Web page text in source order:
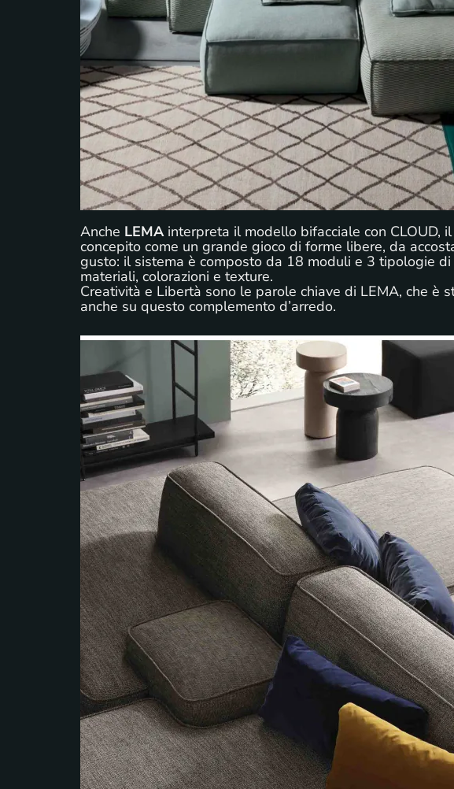
Anche LEMAinterpreta il modello bifacciale con CLOUD,
concepito come un grande gioco di forme libere, da
gusto: il sistema è composto da 18 moduli e 3 tipologie
materiali, colorazioni e texture.
Creatività e Libertà sono le parole chiave di LEMA, che è
anche su questo complemento d’arredo.